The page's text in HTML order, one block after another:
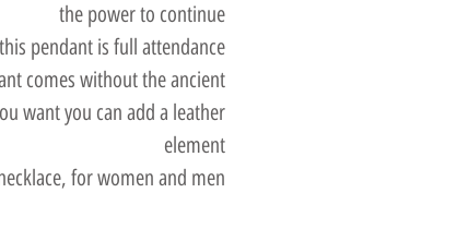
the power to continue
this pendant is full attendance
comes without the ancient
want you can add a leather
element
for women and men